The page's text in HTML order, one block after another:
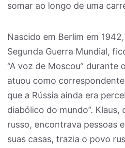
somar ao longo de uma
Nascido em Berlim em
Segunda Guerra Mundial,
“A voz de Moscou” durante
atuou como
que a Rússia ainda era
diabólico do mundo”. Klaus,
russo, encontrava pessoas
suas casas, trazia o povo